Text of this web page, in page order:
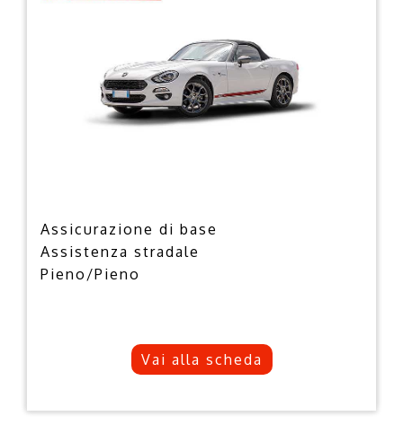
Assicurazione di base
Assistenza stradale
Pieno/Pieno
Vai alla scheda